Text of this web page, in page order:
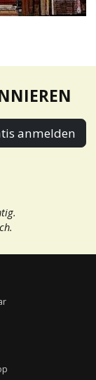
anmelden